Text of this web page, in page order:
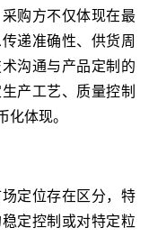
购方不仅体现在最
递准确性、供货周
沟通与产品定制的
产工艺、质量控制
体现。
定位存在区分，特
定控制或对特定粒